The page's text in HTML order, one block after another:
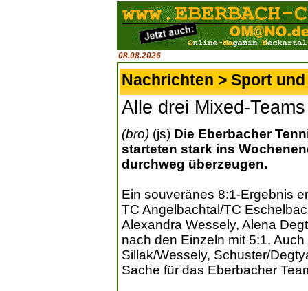
08.08.2026
Nachrichten > Sport
Alle drei Mixed-
(bro) (js) Die Eberbacher
starteten stark ins
durchweg überzeugen.
Ein souveränes 8:1-Ergebnis
TC Angelbachtal/TC
Alexandra Wessely, Alena
nach den Einzeln mit 5:1.
Sillak/Wessely, Schuster/
Sache für das Eberbacher